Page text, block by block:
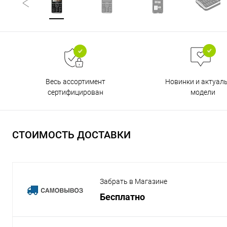
Весь ассортимент
сертифицирован
Новинки и
модели
СТОИМОСТЬ ДОСТАВКИ
Забрать в Магазине
Бесплатно